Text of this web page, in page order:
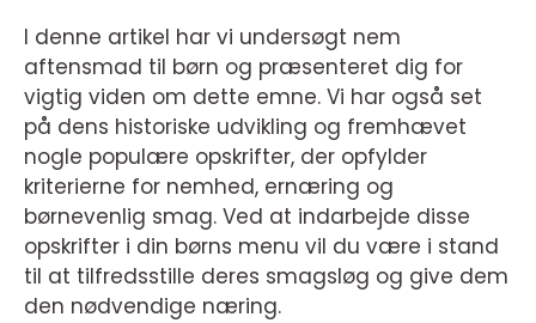
I denne artikel har vi undersøgt nem
aftensmad til børn og præsenteret dig for
vigtig viden om dette emne. Vi har også set
på dens historiske udvikling og fremhævet
nogle populære opskrifter, der opfylder
kriterierne for nemhed, ernæring og
børnevenlig smag. Ved at indarbejde disse
opskrifter i din børns menu vil du være i stand
til at tilfredsstille deres smagsløg og give dem
den nødvendige næring.